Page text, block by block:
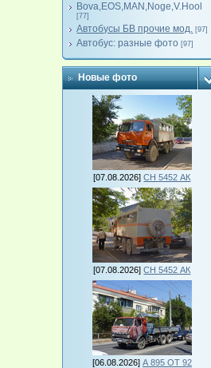
Bova,EOS,MAN,Noge,V.Hool
[77]
Автобусы БВ прочие мод. [97]
Автобус: разные фото [97]
Новые фото
[07.08.2026]СН 5452 АК
[07.08.2026]СН 5452 АК
[06.08.2026] А 895 ОТ 92